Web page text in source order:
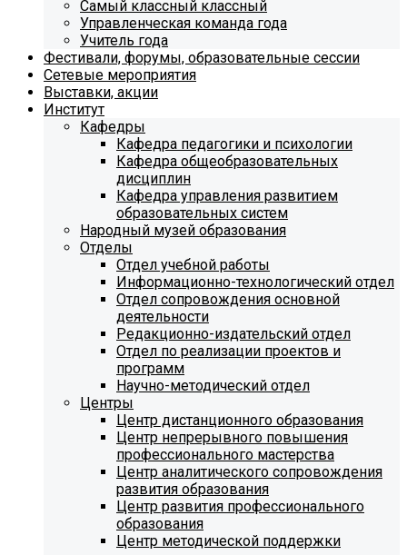
Самый классный классный
Управленческая команда года
Учитель года
Фестивали, форумы, образовательные сессии
Сетевые мероприятия
Выставки, акции
Институт
Кафедры
Кафедра педагогики и психологии
Кафедра общеобразовательных
дисциплин
Кафедра управления развитием
образовательных систем
Народный музей образования
Отделы
Отдел учебной работы
Информационно-технологический отдел
Отдел сопровождения основной
деятельности
Редакционно-издательский отдел
Отдел по реализации проектов и
программ
Научно-методический отдел
Центры
Центр дистанционного образования
Центр непрерывного повышения
профессионального мастерства
Центр аналитического сопровождения
развития образования
Центр развития профессионального
образования
Центр методической поддержки